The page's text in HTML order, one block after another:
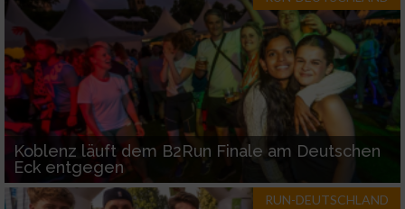
Koblenz läuft dem B2Run Finale am Deutschen
Eck entgegen
RUN-DEUTSCHLAND